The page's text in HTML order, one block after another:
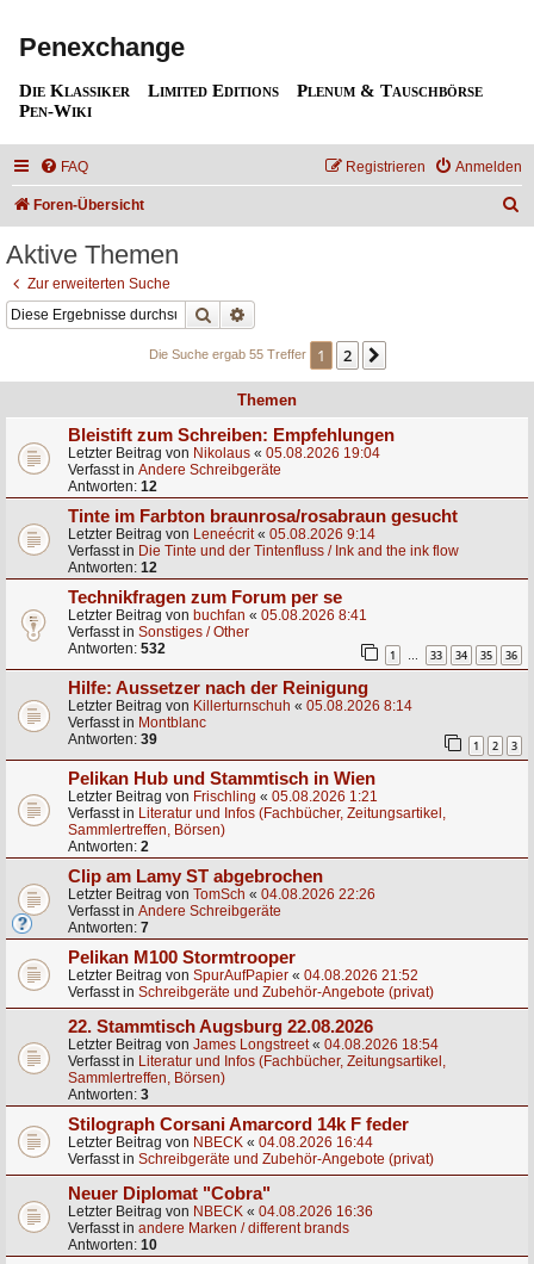
Penexchange
Die Klassiker Limited Editions
Plenum & Tauschbörse
Pen-Wiki
FAQ Anmelden
Registrieren
Foren-Übersicht
Aktive Themen
Zur erweiterten Suche
Suche
Die Suche ergab 55 Treffer 1 2
Themen
Bleistift zum Schreiben: Empfehlungen
Letzter Beitrag von Nikolaus « 05.08.2026 19:04
Verfasst in Andere Schreibgeräte
Antworten: 12
Tinte im Farbton braunrosa/rosabraun gesucht
Letzter Beitrag von Leneécrit« 05.08.2026 9:14
Verfasst in Die Tinte und der Tintenfluss / Ink and the ink flow
Antworten: 12
Technikfragen zum Forum per se
Letzter Beitrag von buchfan « 05.08.2026 8:41
Verfasst in Sonstiges / Other
Antworten: 532 1 … 33 34 35 36
Hilfe: Aussetzer nach der Reinigung
Letzter Beitrag von Killerturnschuh « 05.08.2026 8:14
Verfasst in Montblanc
Antworten: 39 1 2 3
Pelikan Hub und Stammtisch in Wien
Letzter Beitrag von Frischling « 05.08.2026 1:21
Verfasst in Literatur und Infos (Fachbücher, Zeitungsartikel,
Sammlertreffen, Börsen)
Antworten: 2
Clip am Lamy ST abgebrochen
Letzter Beitrag von TomSch « 04.08.2026 22:26
Verfasst in Andere Schreibgeräte
Antworten: 7
Pelikan M100 Stormtrooper
Letzter Beitrag von SpurAufPapier « 04.08.2026 21:52
Verfasst in Schreibgeräte und Zubehör-Angebote (privat)
22. Stammtisch Augsburg 22.08.2026
Letzter Beitrag von James Longstreet« 04.08.2026 18:54
Verfasst in Literatur und Infos (Fachbücher, Zeitungsartikel,
Sammlertreffen, Börsen)
Antworten: 3
Stilograph Corsani Amarcord 14k F feder
Letzter Beitrag von NBECK « 04.08.2026 16:44
Verfasst in Schreibgeräte und Zubehör-Angebote (privat)
Neuer Diplomat "Cobra"
Letzter Beitrag von NBECK « 04.08.2026 16:36
Verfasst in andere Marken / different brands
Antworten: 10